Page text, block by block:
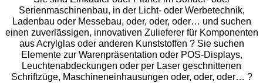
Serienmaschinenbau, in der Licht- oder Werbetechnik,
Ladenbau oder Messebau, oder, oder, oder… und suchen
einen zuverlässigen, innovativen Zulieferer für Komponenten
aus Acrylglas oder anderen Kunststoffen ? Sie suchen
Elemente zur Warenpräsentation oder POS-Displays,
Leuchtenabdeckungen oder per Laser geschnittenen
Schriftzüge, Maschineneinhausungen oder, oder, oder… ?